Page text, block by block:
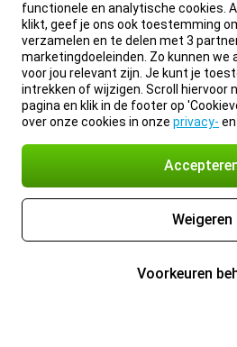
functionele en analytische cookies.
klikt, geef je ons ook toestemming
verzamelen en te delen met 3
marketingdoeleinden. Zo kunnen we
voor jou relevant zijn. Je kunt je
intrekken of wijzigen. Scroll hiervoor
pagina en klik in de footer op
over onze cookies in onze privacy- en
Weigeren
Voorkeuren